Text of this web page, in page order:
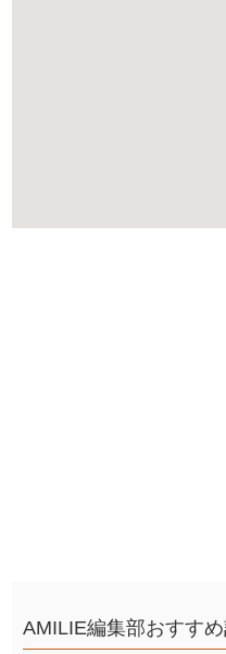
AMILIE編集部おすす